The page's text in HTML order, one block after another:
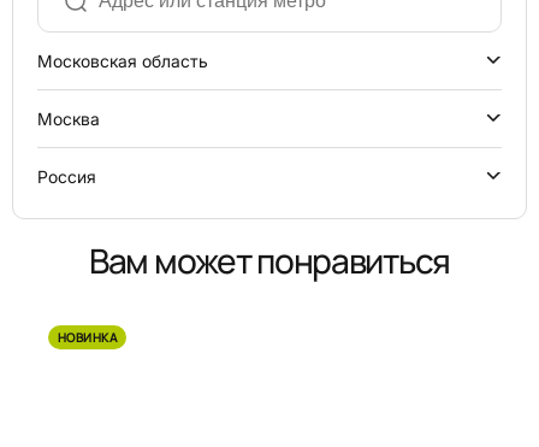
Московская область
Москва
Россия
Вам может понравиться
НОВИНКА